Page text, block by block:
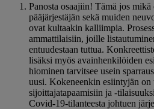
Panosta osaajiin! Tämä jos
pääjärjestäjän sekä muiden
ovat kultaakin kalliimpia.
ammattilaisiin, joille
entuudestaan tuttua.
lisäksi myös avainhenkilöiden
hiominen tarvitsee usein
uusi. Kokeneenkin esiintyjän on
sijoittajatapaamisiin ja -
Covid-19-tilanteesta johtuen